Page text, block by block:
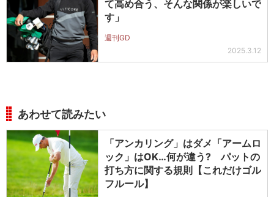
て高め合う、そんな関係が楽しいで
す」
週刊GD
2025.3.12
あわせて読みたい
「アンカリング」はダメ「アームロ
ック」はOK…何が違う? パットの
打ち方に関する規則【これだけゴル
フルール】